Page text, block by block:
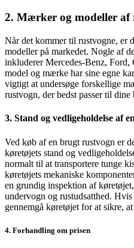
2. Mærker og modeller af
Når det kommer til rustvogne, er
modeller på markedet. Nogle af
inkluderer Mercedes-Benz,
model og mærke har sine egne
vigtigt at undersøge forskellige
rustvogn, der bedst passer til dine
3. Stand og vedligeholdelse af
Ved køb af en brugt rustvogn er
køretøjets stand og
normalt til at transportere tunge
køretøjets mekaniske
en grundig inspektion af
undervogn og rustudsatthed.
gennemgå køretøjet for at sikre,
4. Forhandling om prisen